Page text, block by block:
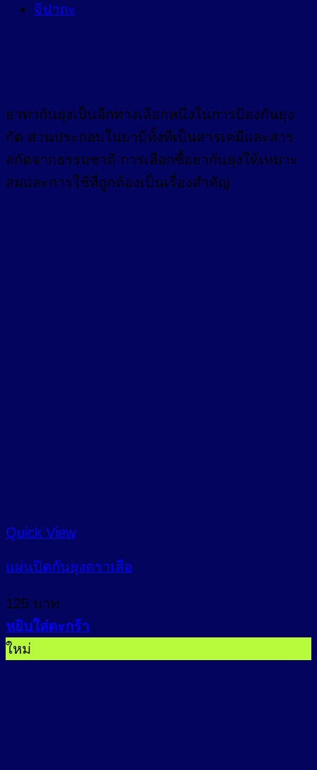
จิปาถะ
ยาทากันยุงเป็นอีกทางเลือกหนึ่งในการป้องกันยุง
กัด ส่วนประกอบในยามีทั้งที่เป็นสารเคมีและสาร
สกัดจากธรรมชาติ การเลือกซื้อยากันยุงให้เหมาะ
สมและการใช้ที่ถูกต้องเป็นเรื่องสำคัญ
Quick View
แผ่นปิดกันยุงตราเสือ
125 บาท
หยิบใส่ตะกร้า
ใหม่